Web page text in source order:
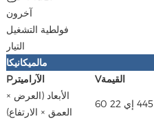
آخرون
فولطية التشغيل
مالميكانيكا
Pالآراميتر Vالقيمة
الأبعاد (العرض ×
العمق × الارتفاع)